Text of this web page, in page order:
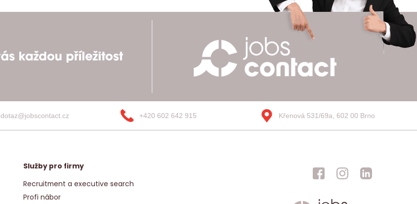
dotaz@jobscontact.cz +420 602 642 915 Křenová 531/69a, 602 00 Brno
Služby pro firmy
Recruitment a executive search
Profi nábor